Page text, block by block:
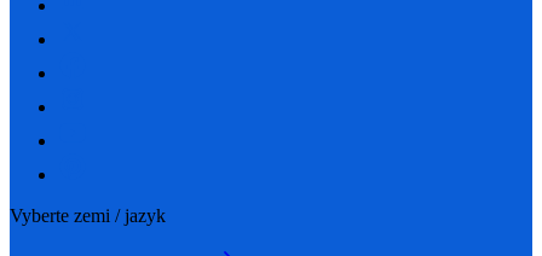
Vyberte zemi / jazyk